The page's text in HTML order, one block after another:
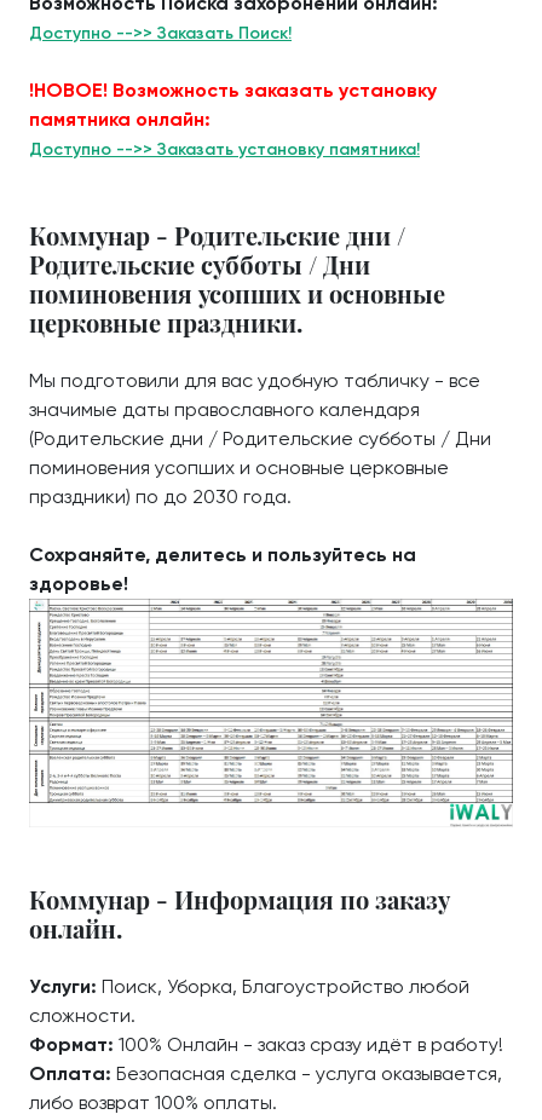
Доступно -->> Заказать Поиск!
!НОВОЕ! Возможность заказать установку
памятника онлайн:
Доступно -->> Заказать установку памятника!
Коммунар - Родительские дни /
Родительские субботы / Дни
поминовения усопших и основные
церковные праздники.
Мы подготовили для вас удобную табличку - все
значимые даты православного календаря
(Родительские дни / Родительские субботы / Дни
поминовения усопших и основные церковные
праздники) по до 2030 года.
Сохраняйте, делитесь и пользуйтесь на
здоровье!
Коммунар - Информация по заказу
онлайн.
Услуги: Поиск, Уборка, Благоустройство любой
сложности.
Формат: 100% Онлайн - заказ сразу идёт в работу!
Оплата: Безопасная сделка - услуга оказывается,
либо возврат 100% оплаты.